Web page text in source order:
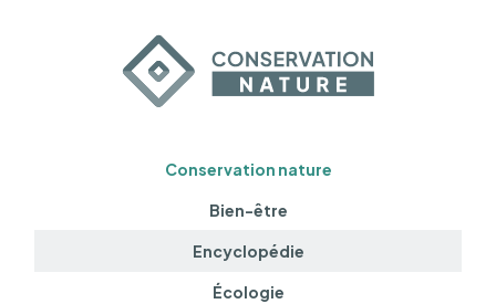
Conservation nature
Bien-être
Encyclopédie
Écologie